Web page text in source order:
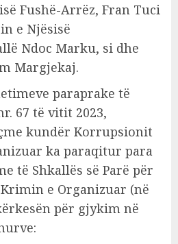
Fushë-Arrëz, Fran Tuci
e Njësisë
Ndoc Marku, si dhe
Margjekaj.
paraprake të
67 të vitit 2023,
kundër Korrupsionit
ka paraqitur para
të Shkallës së Parë për
e Organizuar (në
për gjykim në